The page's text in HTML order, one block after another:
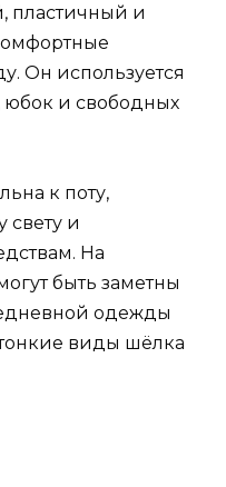
пластичный и
Он используется
юбок и свободных
к поту,
свету и
На
быть заметны
одежды
виды шёлка